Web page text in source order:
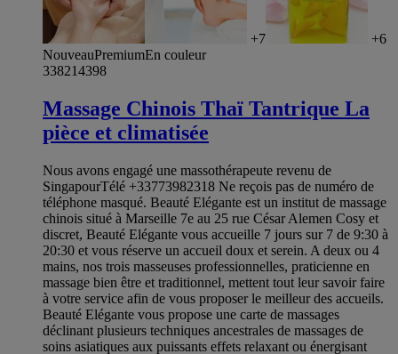
+7
+6
NouveauPremiumEn couleur
338214398
Massage Chinois Thaï Tantrique La
pièce et climatisée
Nous avons engagé une massothérapeute revenu de
SingapourTélé +33773982318 Ne reçois pas de numéro de
téléphone masqué. Beauté Elégante est un institut de massage
chinois situé à Marseille 7e au 25 rue César Alemen Cosy et
discret, Beauté Elégante vous accueille 7 jours sur 7 de 9:30 à
20:30 et vous réserve un accueil doux et serein. A deux ou 4
mains, nos trois masseuses professionnelles, praticienne en
massage bien être et traditionnel, mettent tout leur savoir faire
à votre service afin de vous proposer le meilleur des accueils.
Beauté Elégante vous propose une carte de massages
déclinant plusieurs techniques ancestrales de massages de
soins asiatiques aux puissants effets relaxant ou énergisant